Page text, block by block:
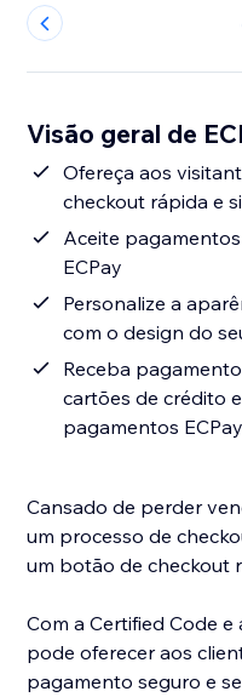
Visão geral de
Ofereça aos
checkout rápida e
Aceite
ECPay
Personalize a
com o design do
Receba
cartões de crédito
pagamentos ECPay
Cansado de perder
um processo de
um botão de checkout
Com a Certified Code e
pode oferecer aos
pagamento seguro e